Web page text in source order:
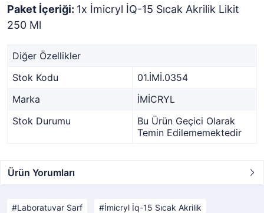
Paket İçeriği: 1x İmicryl İQ-15 Sıcak Akrilik Likit
250 Ml
Diğer Özellikler
Stok Kodu
01.İMİ.0354
Marka
İMİCRYL
Stok Durumu
Bu Ürün Geçici Olarak
Temin Edilememektedir
Ürün Yorumları
Laboratuvar Sarf İmicryl İq-15 Sıcak Akrilik